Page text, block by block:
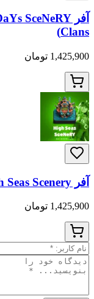
Clans)
1,425,900 تومان
آفر High Seas Scenery کلش اف کلنز (Clash of Clans)
1,425,900 تومان